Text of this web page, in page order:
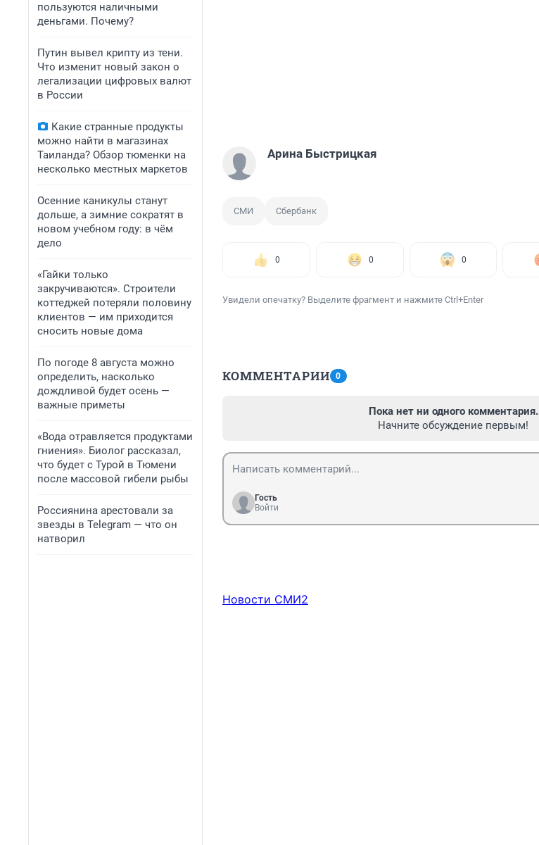
пользуются наличными
деньгами. Почему?
Путин вывел крипту из тени.
Что изменит новый закон о
легализации цифровых валют
в России
Какие странные продукты
можно найти в магазинах
Таиланда? Обзор тюменки на
несколько местных маркетов
Осенние каникулы станут
дольше, а зимние сократят в
новом учебном году: в чём
дело
«Гайки только
закручиваются». Строители
коттеджей потеряли половину
клиентов — им приходится
сносить новые дома
По погоде 8 августа можно
определить, насколько
дождливой будет осень —
важные приметы
«Вода отравляется продуктами
гниения». Биолог рассказал,
что будет с Турой в Тюмени
после массовой гибели рыбы
Россиянина арестовали за
звезды в Telegram — что он
натворил
Арина Быстрицкая
СМИ Сбербанк
0 0 0
Увидели опечатку? Выделите фрагмент и нажмите Ctrl+Enter
КОММЕНТАРИИ 0
Пока нет ни одного комментария.
Начните обсуждение первым!
Гость
Войти
Новости СМИ2